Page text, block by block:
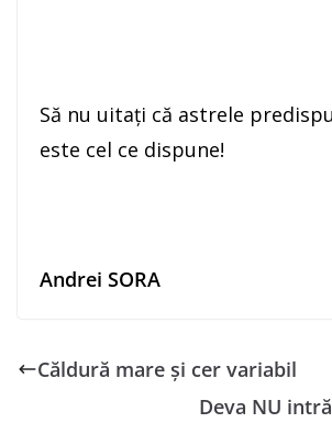
Să nu uitaţi că astrele
este cel ce dispune!
Andrei SORA
Căldură mare și cer variabil
Deva NU